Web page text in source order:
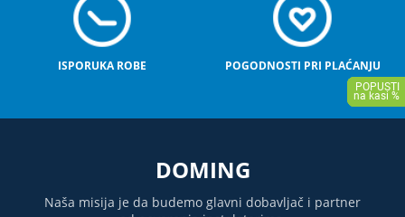
ISPORUKA ROBE POGODNOSTI PRI PLAĆANJU
DOMING
Naša misija je da budemo glavni dobavljač i partner